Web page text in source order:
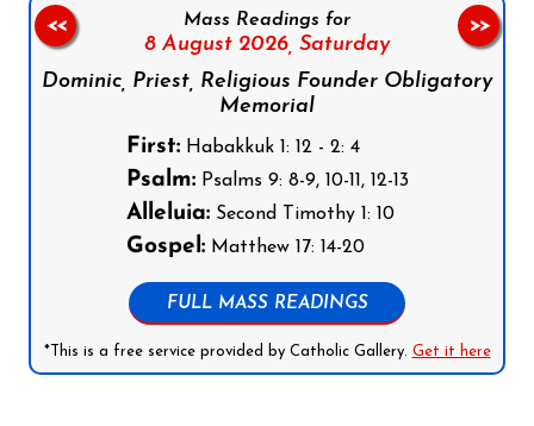
Mass Readings for
8 August 2026, Saturday
Dominic, Priest, Religious Founder Obligatory
Memorial
First:Habakkuk 1: 12 - 2: 4
Psalm:Psalms 9: 8-9, 10-11, 12-13
Alleluia:Second Timothy 1: 10
Gospel:Matthew 17: 14-20
FULL MASS READINGS
*This is a free service provided by Catholic Gallery. Get it here
<< >>